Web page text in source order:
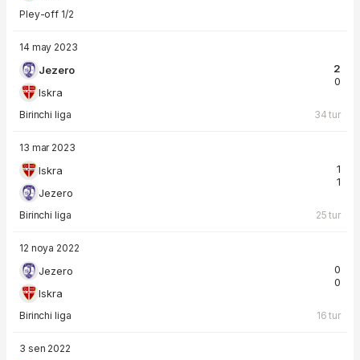
Pley-off 1/2
14 may 2023
Jezero
Iskra
2
0
Birinchi liga 34 tur
13 mar 2023
Iskra
Jezero
1
1
Birinchi liga 25 tur
12 noya 2022
Jezero
Iskra
0
0
Birinchi liga 16 tur
3 sen 2022